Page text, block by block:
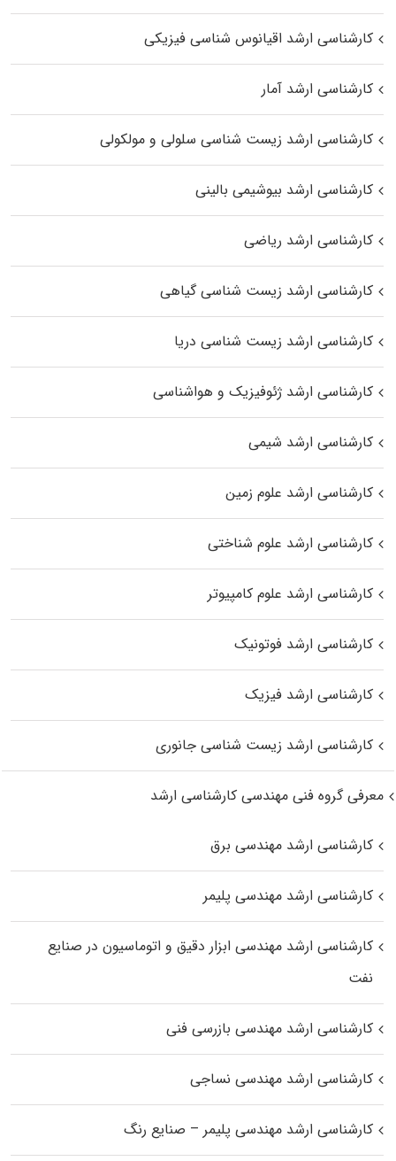
کارشناسی ارشد اقیانوس‌ شناسی فیزیکی
کارشناسی ارشد آمار
کارشناسی ارشد زیست شناسی سلولی و مولکولی
کارشناسی ارشد بیوشیمی بالینی
کارشناسی ارشد ریاضی
کارشناسی ارشد زیست‌ شناسی گیاهی
کارشناسی ارشد زیست‌ شناسی دریا
کارشناسی ارشد ژئوفیزیک و هواشناسی
کارشناسی ارشد شیمی
کارشناسی ارشد علوم زمین
کارشناسی ارشد علوم شناختی
کارشناسی ارشد علوم کامپیوتر
کارشناسی ارشد فوتونیک
کارشناسی ارشد فیزیک
کارشناسی ارشد زیست‌ شناسی جانوری
معرفی گروه فنی مهندسی کارشناسی ارشد
کارشناسی ارشد مهندسی برق
کارشناسی ارشد مهندسی پلیمر
کارشناسی ارشد مهندسی ابزار دقیق و اتوماسیون در صنایع
نفت
کارشناسی ارشد مهندسی بازرسی فنی
کارشناسی ارشد مهندسی نساجی
کارشناسی ارشد مهندسی پلیمر – صنایع رنگ